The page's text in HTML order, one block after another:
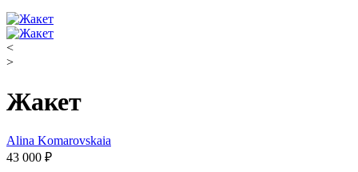
<
>
Жакет
Alina Komarovskaia
43 000 ₽